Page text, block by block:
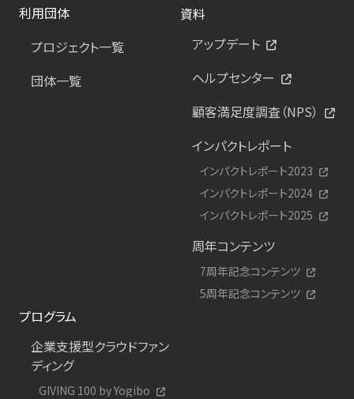
利用団体
プロジェクト一覧
団体一覧
資料
アップデート
ヘルプセンター
顧客満足度調査（NPS）
インパクトレポート
インパクトレポート2023
インパクトレポート2024
インパクトレポート2025
周年コンテンツ
7周年記念コンテンツ
5周年記念コンテンツ
プログラム
企業支援型クラウドファン
ディング
GIVING 100 by Yogibo